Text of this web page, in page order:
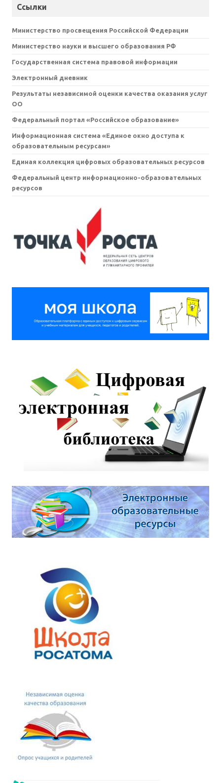
Ссылки
Министерство просвещения Российской Федерации
Министерство науки и высшего образования РФ
Государственная система правовой информации
Электронный дневник
Результаты независимой оценки качества оказания услуг
ОО
Федеральный портал «Российское образование»
Информационная система «Единое окно доступа к
образовательным ресурсам»
Единая коллекция цифровых образовательных ресурсов
Федеральный центр информационно-образовательных
ресурсов